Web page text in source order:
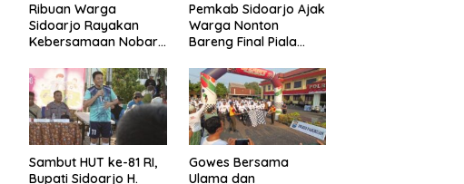
Ribuan Warga
Sidoarjo Rayakan
Kebersamaan Nobar
Bersama Bupati
Subandi dan
Forkopimda
Pemkab Sidoarjo Ajak
Warga Nonton
Bareng Final Piala
Berhadiah Umroh
Sambut HUT ke-81 RI,
Bupati Sidoarjo H.
Gowes Bersama
Ulama dan